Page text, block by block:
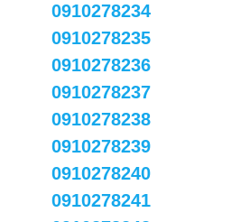
0910278234
0910278235
0910278236
0910278237
0910278238
0910278239
0910278240
0910278241